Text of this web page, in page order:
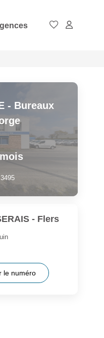
- Bureaux
3495
- Flers
le numéro